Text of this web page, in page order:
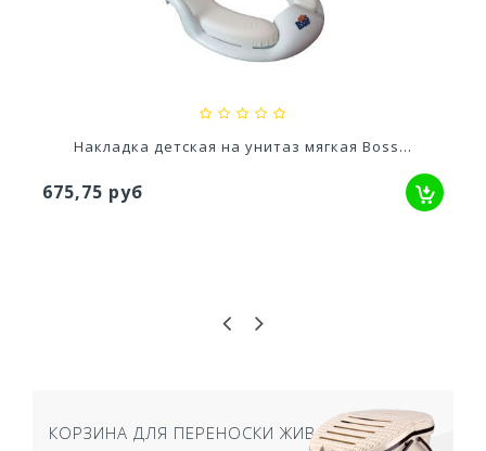
Накладка детская на унитаз мягкая Boss...
675,75 руб
КОРЗИНА ДЛЯ ПЕРЕНОСКИ ЖИВОТНЫХ